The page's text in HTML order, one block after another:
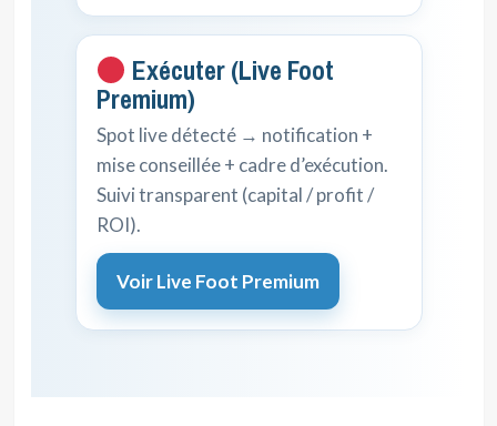
Exécuter (Live Foot
Premium)
Spot live détecté → notification +
mise conseillée + cadre d’exécution.
Suivi transparent (capital / profit /
ROI).
Voir Live Foot Premium